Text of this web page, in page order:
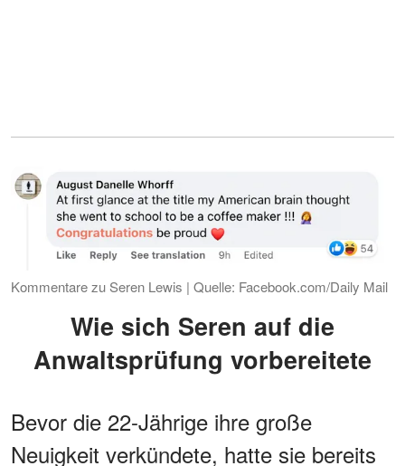
Kommentare zu Seren Lewis | Quelle: Facebook.com/Daily Mail
Wie sich Seren auf die
Anwaltsprüfung vorbereitete
Bevor die 22-Jährige ihre große
Neuigkeit verkündete, hatte sie bereits